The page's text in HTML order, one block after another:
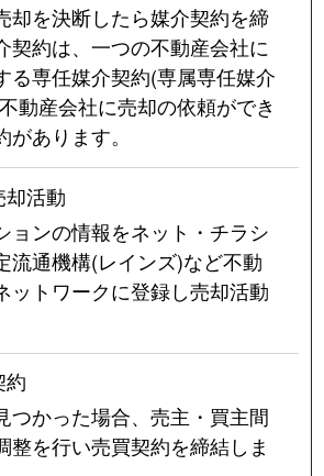
却を決断したら媒介契約を締
契約は、一つの不動産会社に
る専任媒介契約(専属専任媒介
動産会社に売却の依頼ができ
あります。
却活動
ョンの情報をネット・チラシ
流通機構(レインズ)など不動
ットワークに登録し売却活動
約
つかった場合、売主・買主間
整を行い売買契約を締結しま